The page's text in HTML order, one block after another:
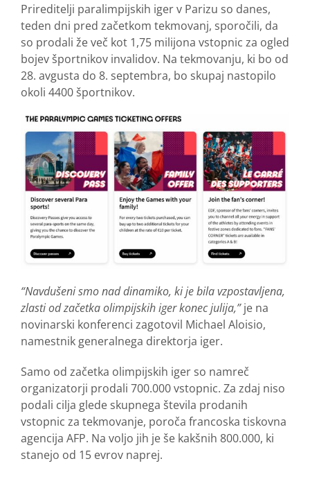
Prireditelji paralimpijskih iger v Parizu so danes,
teden dni pred začetkom tekmovanj, sporočili, da
so prodali že več kot 1,75 milijona vstopnic za ogled
bojev športnikov invalidov. Na tekmovanju, ki bo od
28. avgusta do 8. septembra, bo skupaj nastopilo
okoli 4400 športnikov.
“Navdušeni smo nad dinamiko, ki je bila vzpostavljena,
zlasti od začetka olimpijskih iger konec julija,”je na
novinarski konferenci zagotovil Michael Aloisio,
namestnik generalnega direktorja iger.
Samo od začetka olimpijskih iger so namreč
organizatorji prodali 700.000 vstopnic. Za zdaj niso
podali cilja glede skupnega števila prodanih
vstopnic za tekmovanje, poroča francoska tiskovna
agencija AFP. Na voljo jih je še kakšnih 800.000, ki
stanejo od 15 evrov naprej.